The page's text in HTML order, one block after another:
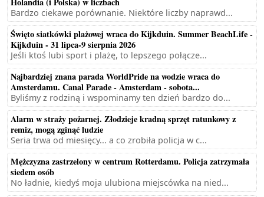
Bardzo ciekawe porównanie. Niektóre liczby naprawd...
Święto siatkówki plażowej wraca do Kijkduin. Summer BeachLife -
Kijkduin - 31 lipca-9 sierpnia 2026
Jeśli ktoś lubi sport i plażę, to lepszego połącze...
Najbardziej znana parada WorldPride na wodzie wraca do
Amsterdamu. Canal Parade - Amsterdam - sobota...
Byliśmy z rodziną i wspominamy ten dzień bardzo do...
Alarm w straży pożarnej. Złodzieje kradną sprzęt ratunkowy z
remiz, mogą zginąć ludzie
Seria trwa od miesięcy... a co zrobiła policja w c...
Mężczyzna zastrzelony w centrum Rotterdamu. Policja zatrzymała
siedem osób
No ładnie, kiedyś moja ulubiona miejscówka na nied...